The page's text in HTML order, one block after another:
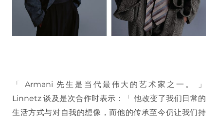
「 Armani 先生是当代最伟大的艺术家之一。 」
Linnetz 谈及是次合作时表示：「 他改变了我们日常的
生活方式与对自我的想像，而他的传承至今仍让我们持